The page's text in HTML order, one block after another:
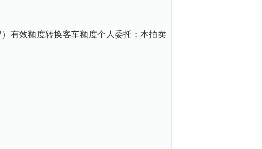
有效额度转换客车额度个人委托；本拍卖